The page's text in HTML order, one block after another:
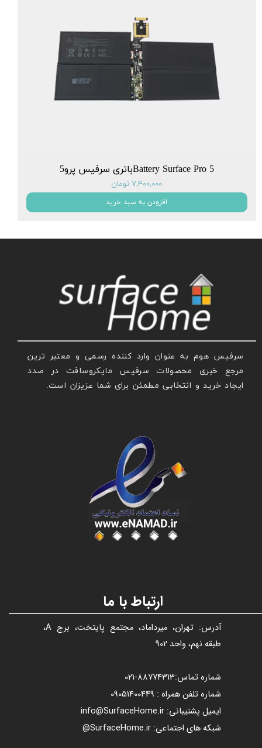
Battery Surface Pro 5باتری سرفیس پرو5
۷,۴۰۰,۰۰۰ تومان
افزودن به سبد خرید
سرفیس هوم به عنوان وارد کننده رسمی و معتبر ترین
مرجع خبری محصولات سرفیس مایکروسافت در صدد
ایجاد خرید و انتخابی مطمئن برای شما عزیزان است.
عنوان با فونت تیتر
آدرس: تهران، میرداماد، مجتمع پایتخت، برج A،
طبقه نهم، واحد 902
شماره تماس:88774313​​​​​​​
-021​​​​​​​
شماره تلفن همراه : 09051400449
ایمیل پشتیبانی: info@SurfaceHome.ir
شبکه های اجتماعی: SurfaceHome.ir@
ارتباط با ما